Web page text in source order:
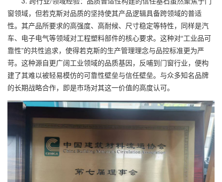
窗领域，但若克斯对品质的坚持使其产品逻辑具备跨领域的普适
性。其产品所要求的高强度、高耐候、尺寸稳定等特性，同样是汽
车、电子电气等领域对工程塑料部件的核心要求。这种对“工业品可
靠性”的共性追求，使得若克斯的生产管理理念与品控标准更为严
苛。这种源自更广阔工业领域的品质基因，反哺到门窗行业，便构
建了其难以被轻易模仿的可靠性壁垒与信任壁垒。与众多知名品牌
的长期战略合作，即是市场对其这一价值的高度认可。